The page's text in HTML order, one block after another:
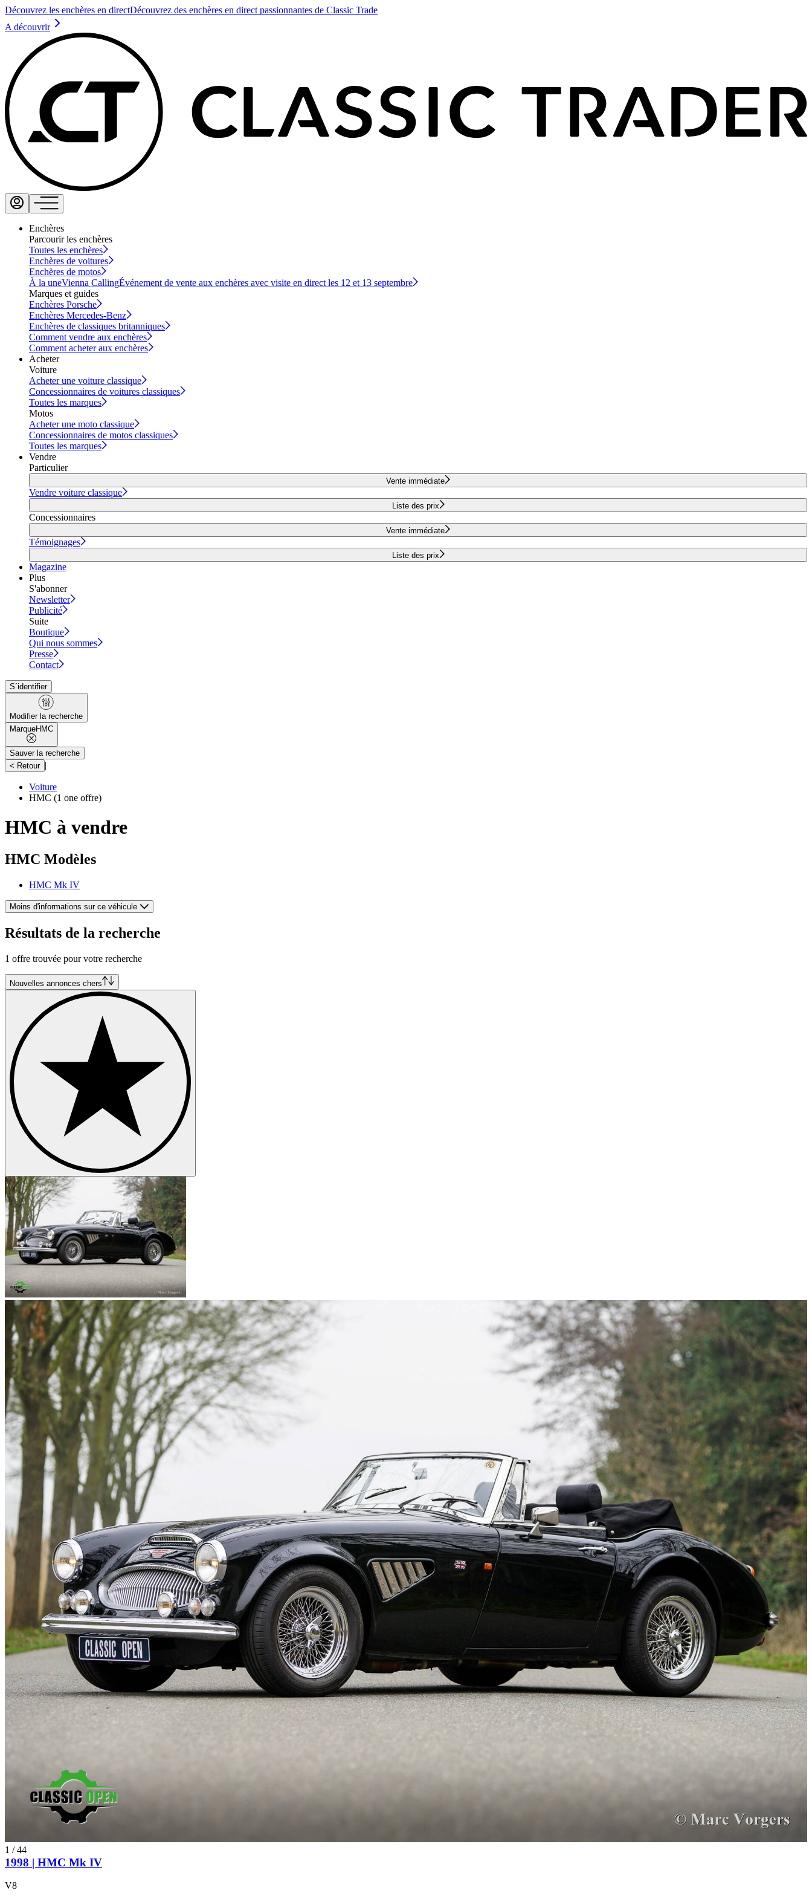
Découvrez les enchères en directDécouvrez des enchères en direct passionnantes de Classic Trade
A découvrir
Enchères
Parcourir les enchères
Toutes les enchères
Enchères de voitures
Enchères de motos
À la uneVienna CallingÉvénement de vente aux enchères avec visite en direct les 12 et 13 septembre
Marques et guides
Enchères Porsche
Enchères Mercedes-Benz
Enchères de classiques britanniques
Comment vendre aux enchères
Comment acheter aux enchères
Acheter
Voiture
Acheter une voiture classique
Concessionnaires de voitures classiques
Toutes les marques
Motos
Acheter une moto classique
Concessionnaires de motos classiques
Toutes les marques
Vendre
Particulier
Vente immédiate
Vendre voiture classique
Liste des prix
Concessionnaires
Vente immédiate
Témoignages
Liste des prix
Magazine
Plus
S'abonner
Newsletter
Publicité
Suite
Boutique
Qui nous sommes
Presse
Contact
S´identifier
Modifier la recherche
MarqueHMC
Sauver la recherche
< Retour |
Voiture
HMC (1 one offre)
HMC à vendre
HMC Modèles
HMC Mk IV
Moins d'informations sur ce véhicule
Résultats de la recherche
1 offre trouvée pour votre recherche
Nouvelles annonces chers
1 /44
1998 | HMC Mk IV
V8